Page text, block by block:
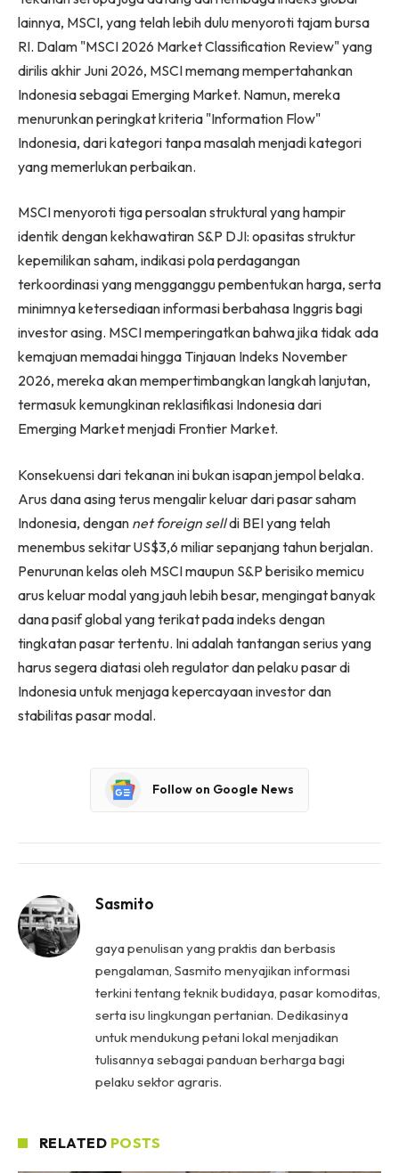
lainnya, MSCI, yang telah lebih dulu menyoroti tajam bursa
RI. Dalam "MSCI 2026 Market Classification Review" yang
dirilis akhir Juni 2026, MSCI memang mempertahankan
Indonesia sebagai Emerging Market. Namun, mereka
menurunkan peringkat kriteria "Information Flow"
Indonesia, dari kategori tanpa masalah menjadi kategori
yang memerlukan perbaikan.
MSCI menyoroti tiga persoalan struktural yang hampir
identik dengan kekhawatiran S&P DJI: opasitas struktur
kepemilikan saham, indikasi pola perdagangan
terkoordinasi yang mengganggu pembentukan harga, serta
minimnya ketersediaan informasi berbahasa Inggris bagi
investor asing. MSCI memperingatkan bahwa jika tidak ada
kemajuan memadai hingga Tinjauan Indeks November
2026, mereka akan mempertimbangkan langkah lanjutan,
termasuk kemungkinan reklasifikasi Indonesia dari
Emerging Market menjadi Frontier Market.
Konsekuensi dari tekanan ini bukan isapan jempol belaka.
Arus dana asing terus mengalir keluar dari pasar saham
Indonesia, dengan net foreign selldi BEI yang telah
menembus sekitar US$3,6 miliar sepanjang tahun berjalan.
Penurunan kelas oleh MSCI maupun S&P berisiko memicu
arus keluar modal yang jauh lebih besar, mengingat banyak
dana pasif global yang terikat pada indeks dengan
tingkatan pasar tertentu. Ini adalah tantangan serius yang
harus segera diatasi oleh regulator dan pelaku pasar di
Indonesia untuk menjaga kepercayaan investor dan
stabilitas pasar modal.
Follow on Google News
Sasmito
gaya penulisan yang praktis dan berbasis
pengalaman, Sasmito menyajikan informasi
terkini tentang teknik budidaya, pasar komoditas,
serta isu lingkungan pertanian. Dedikasinya
untuk mendukung petani lokal menjadikan
tulisannya sebagai panduan berharga bagi
pelaku sektor agraris.
RELATED POSTS